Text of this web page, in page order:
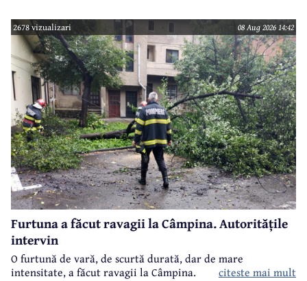
2678 vizualizari 08 Aug 2026 14:42
Furtuna a făcut ravagii la Câmpina. Autoritățile
intervin
O furtună de vară, de scurtă durată, dar de mare
intensitate, a făcut ravagii la Câmpina.
citeste mai mult